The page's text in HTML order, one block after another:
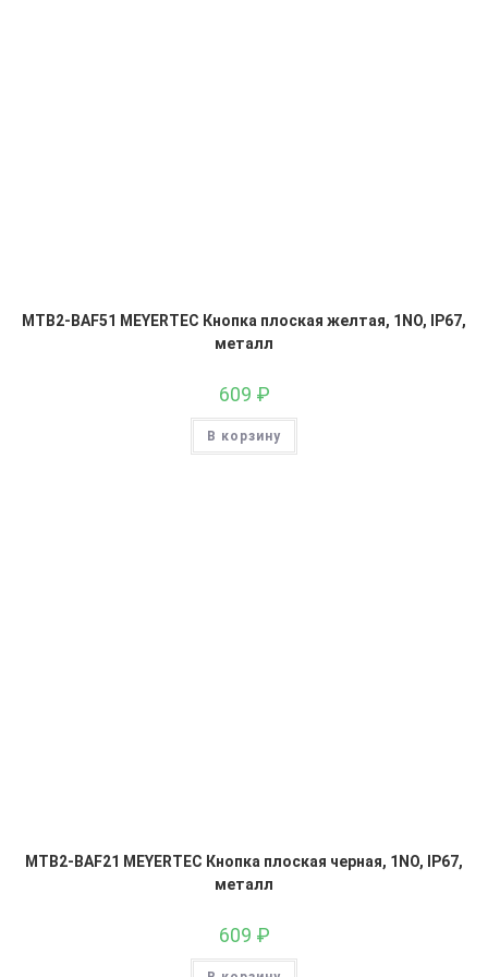
MTB2-BAF51 MEYERTEC Кнопка плоская желтая, 1NO, IP67,
металл
609 ₽
В корзину
MTB2-BAF21 MEYERTEC Кнопка плоская черная, 1NO, IP67,
металл
609 ₽